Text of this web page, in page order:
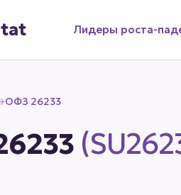
Лидеры роста-
ОФЗ 26233